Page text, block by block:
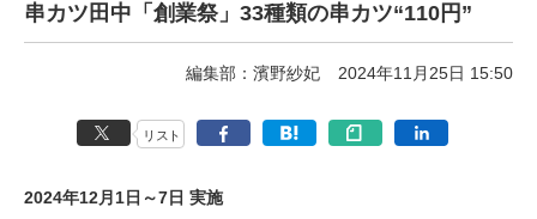
串カツ田中「創業祭」33種類の串カツ“110円”
編集部：濱野紗妃 2024年11月25日 15:50
リスト
2024年12月1日～7日 実施